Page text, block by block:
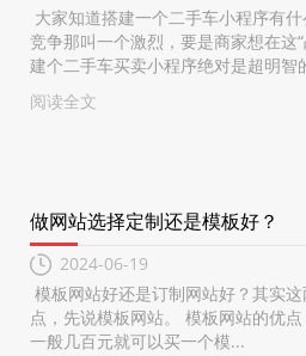
大家知道搭建一个二手车小程序有
竞争那叫一个激烈，要是商家想在这
建个二手车买卖小程序绝对是超明智
阅读全文
做网站选择定制还是模板好？
2024-06-19
模板网站好还是订制网站好？其实
点，先说模板网站。 模板网站的优
一般几百元就可以买一个模...